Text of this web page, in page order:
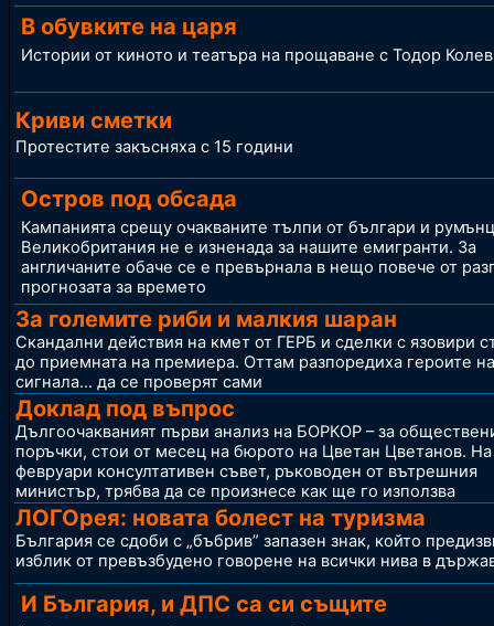
В обувките на царя
Истории от киното и театъра на прощаване с Тодор Колев
Криви сметки
Протестите закъсняха с 15 години
Остров под обсада
Кампанията срещу очакваните тълпи от българи и
Великобритания не е изненада за нашите емигранти. За
англичаните обаче се е превърнала в нещо повече от
прогнозата за времето
За големите риби и малкия шаран
Скандални действия на кмет от ГЕРБ и сделки с язовири
до приемната на премиера. Оттам разпоредиха героите на
сигнала... да се проверят сами
Доклад под въпрос
Дългоочакваният първи анализ на БОРКОР – за
поръчки, стои от месец на бюрото на Цветан Цветанов.
февруари консултативен съвет, ръководен от вътрешния
министър, трябва да се произнесе как ще го използва
ЛОГОрея: новата болест на туризма
България се сдоби с „бъбрив” запазен знак, който
изблик от превъзбудено говорене на всички нива в
И България, и ДПС са си същите